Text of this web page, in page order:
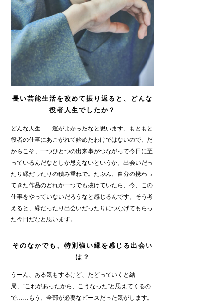
長い芸能生活を改めて振り返ると、どんな
役者人生でしたか？
どんな人生……運がよかったなと思います。もともと
役者の仕事にあこがれて始めたわけではないので、だ
からこそ、一つひとつの出来事がつながって今日に至
っているんだなとしか思えないというか。出会いだっ
たり縁だったりの積み重ねで。たぶん、自分の携わっ
てきた作品のどれか一つでも抜けていたら、今、この
仕事をやっていないだろうなと感じるんです。そう考
えると、縁だったり出会いだったりにつなげてもらっ
た今日だなと思います。
そのなかでも、特別強い縁を感じる出会い
は？
うーん、ある気もするけど、たどっていくと結
局、“これがあったから、こうなった”と思えてくるの
で……もう、全部が必要なピースだった気がします。